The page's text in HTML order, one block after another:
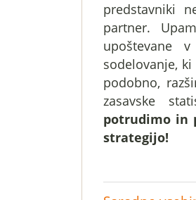
predstavniki
partner.
upoštevane
sodelovanje,
podobno,
zasavske
potrudimo in
strategijo!